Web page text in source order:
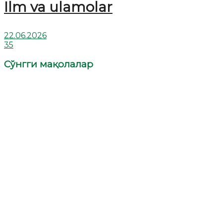
Ilm va ulamolar
22.06.2026
35
Сўнгги мақолалар